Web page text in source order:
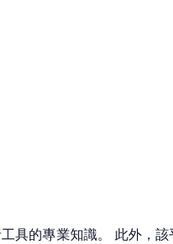
具的專業知識。 此外，